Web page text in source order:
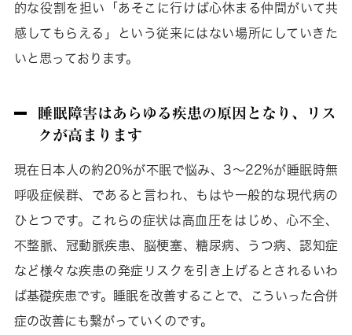
的な役割を担い「あそこに行けば心休まる仲間がいて共
感してもらえる」という従来にはない場所にしていきた
いと思っております。
睡眠障害はあらゆる疾患の原因となり、リス
クが高まります
現在日本人の約20%が不眠で悩み、3～22%が睡眠時無
呼吸症候群、であると言われ、もはや一般的な現代病の
ひとつです。これらの症状は高血圧をはじめ、心不全、
不整脈、冠動脈疾患、脳梗塞、糖尿病、うつ病、認知症
など様々な疾患の発症リスクを引き上げるとされるいわ
ば基礎疾患です。睡眠を改善することで、こういった合併
症の改善にも繋がっていくのです。